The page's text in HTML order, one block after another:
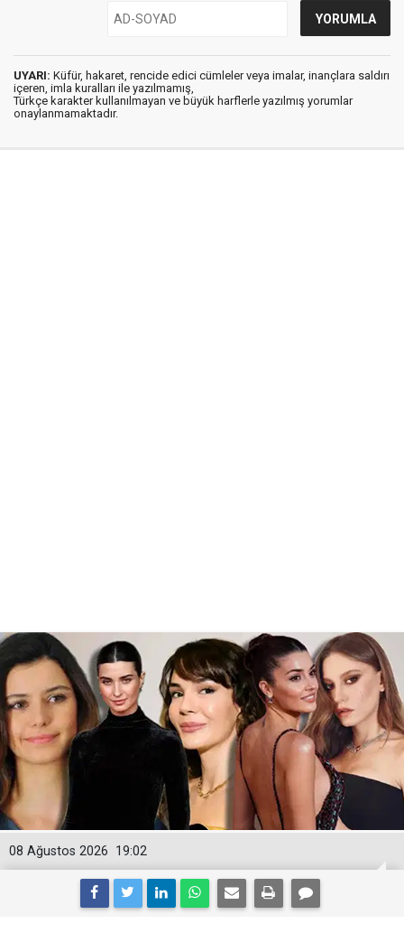
UYARI: Küfür, hakaret, rencide edici cümleler veya imalar, inançlara saldırı
içeren, imla kuralları ile yazılmamış,
Türkçe karakter kullanılmayan ve büyük harflerle yazılmış yorumlar
onaylanmamaktadır.
19:02
08 Ağustos 2026